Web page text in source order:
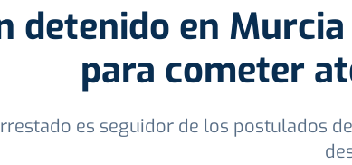
detenido en
para cometer
es seguidor de los postulados